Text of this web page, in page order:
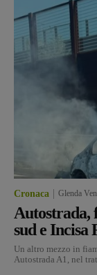
Cronaca Glenda
Autostrada,
sud e Incisa
Un altro mezzo in
Autostrada A1, nel